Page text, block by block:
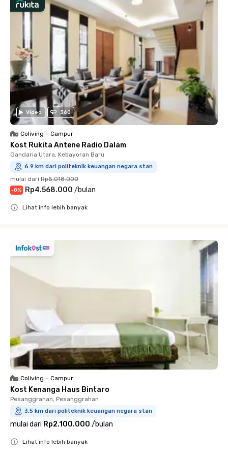
Video 360
Coliving • Campur
Kost Rukita Antene Radio Dalam
Gandaria Utara, Kebayoran Baru
6.9 km dari politeknik keuangan negara stan
mulai dari Rp5.018.000
-8% Rp4.568.000 /bulan
Lihat info lebih banyak
Coliving • Campur
Kost Kenanga Haus Bintaro
Pesanggrahan, Pesanggrahan
3.5 km dari politeknik keuangan negara stan
mulai dari Rp2.100.000 /bulan
Lihat info lebih banyak